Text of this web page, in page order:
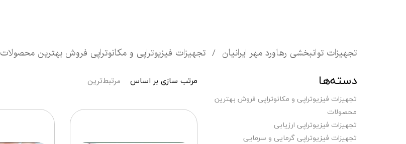
تجهیزات توانبخشی رهاورد مهر ایرانیان تجهیزات فیزیوتراپی و مکانوتراپی فروش بهترین محصولات
دسته‌ها
تجهیزات فیزیوتراپی و مکانوتراپی فروش بهترین
محصولات
تجهیزات فیزیوتراپی ارزیابی
تجهیزات فیزیوتراپی گرمایی و سرمایی
مرتب سازی بر اساس مرتبط‌ترین